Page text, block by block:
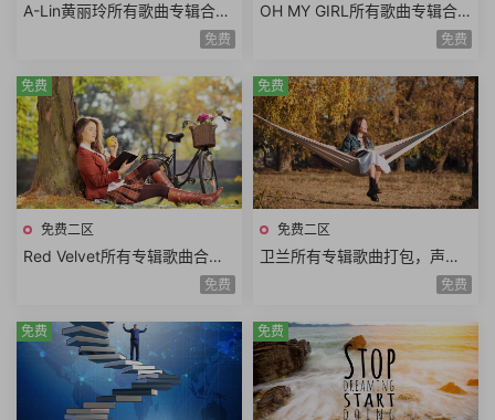
A-Lin黄丽玲所有歌曲专辑合
集，张惠妹的嗓音与蔡依林的
免费
OH MY GIRL所有歌曲专辑合
集，韩国青春美少女演唱组合
免费
免费二区
Red Velvet所有专辑歌曲合
集，红色 (Red)与天鹅绒 (Velv
免费
免费
免费二区
卫兰所有专辑歌曲打包，声音
免费
免费
免费 免费